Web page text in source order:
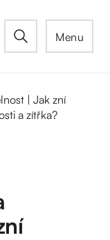
Menu
| Jak zní
a zítřka?